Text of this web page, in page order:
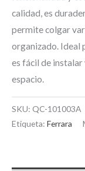
calidad, es
permite colgar
organizado. Ideal
es fácil de instalar
espacio.
SKU: QC-101003A
Etiqueta: Ferrara